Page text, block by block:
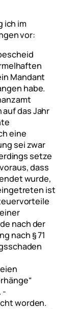
ich im
vor:
Mandant
habe.
das Jahr
eine
sei zwar
setze
dass
wurde,
ist
nach der
nach § 71
-
worden.